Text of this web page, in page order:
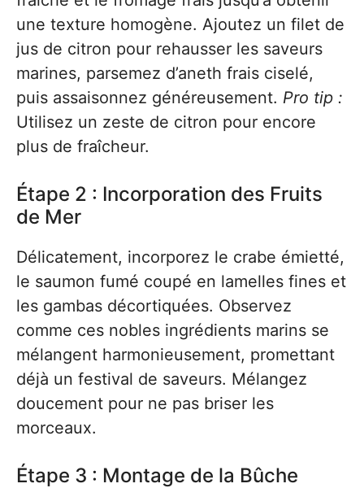
une texture homogène. Ajoutez un filet de
jus de citron pour rehausser les saveurs
marines, parsemez d’aneth frais ciselé,
puis assaisonnez généreusement. Pro tip :
Utilisez un zeste de citron pour encore
plus de fraîcheur.
Étape 2 : Incorporation des Fruits
de Mer
Délicatement, incorporez le crabe émietté,
le saumon fumé coupé en lamelles fines et
les gambas décortiquées. Observez
comme ces nobles ingrédients marins se
mélangent harmonieusement, promettant
déjà un festival de saveurs. Mélangez
doucement pour ne pas briser les
morceaux.
Étape 3 : Montage de la Bûche